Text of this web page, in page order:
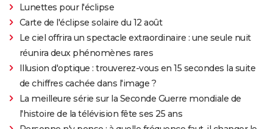
Lunettes pour l'éclipse
Carte de l'éclipse solaire du 12 août
Le ciel offrira un spectacle extraordinaire : une seule nuit
réunira deux phénomènes rares
Illusion d'optique : trouverez-vous en 15 secondes la suite
de chiffres cachée dans l'image ?
La meilleure série sur la Seconde Guerre mondiale de
l'histoire de la télévision fête ses 25 ans